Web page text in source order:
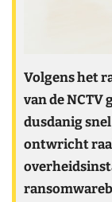
Volgens het
van de
dusdanig
ontwricht